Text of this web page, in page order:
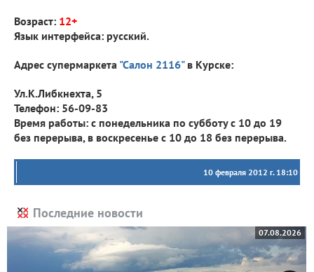
Возраст: 12+
Язык интерфейса: русский.
Адрес супермаркета "Салон 2116"в Курске:
Ул.К.Либкнехта, 5
Телефон: 56-09-83
Время работы: с понедельника по субботу с 10 до 19
без перерыва, в воскресенье с 10 до 18 без перерыва.
10 февраля 2012 г. 18:10
Последние новости
07.08.2026